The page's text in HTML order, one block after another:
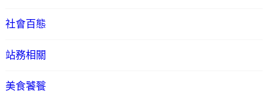
社會百態
站務相關
美食饕餮